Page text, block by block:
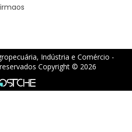
Indústria e Comércio -
Copyright © 2026